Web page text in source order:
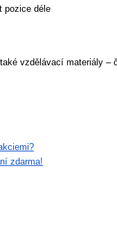
pozice déle
vzdělávací materiály –
zdarma!